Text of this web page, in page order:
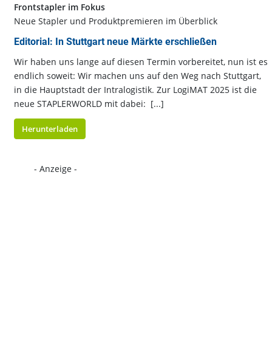
Frontstapler im Fokus
Neue Stapler und Produktpremieren im Überblick
Editorial: In Stuttgart neue Märkte erschließen
Wir haben uns lange auf diesen Termin vorbereitet, nun ist es
endlich soweit: Wir machen uns auf den Weg nach Stuttgart,
in die Hauptstadt der Intralogistik. Zur LogiMAT 2025 ist die
neue STAPLERWORLD mit dabei: [...]
Herunterladen
- Anzeige -